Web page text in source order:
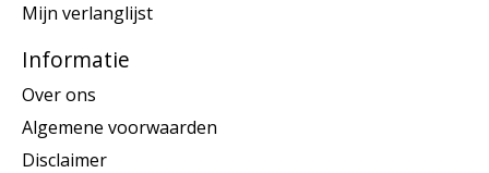
Mijn verlanglijst
Informatie
Over ons
Algemene voorwaarden
Disclaimer